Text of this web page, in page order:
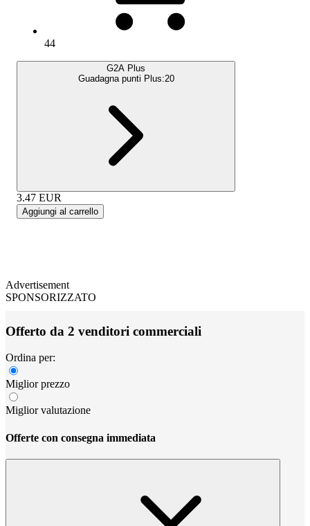
44
G2A Plus
Guadagna punti Plus:20
3.47 EUR
Aggiungi al carrello
Advertisement
SPONSORIZZATO
Offerto da 2 venditori commerciali
Ordina per:
Miglior prezzo
Miglior valutazione
Offerte con consegna immediata